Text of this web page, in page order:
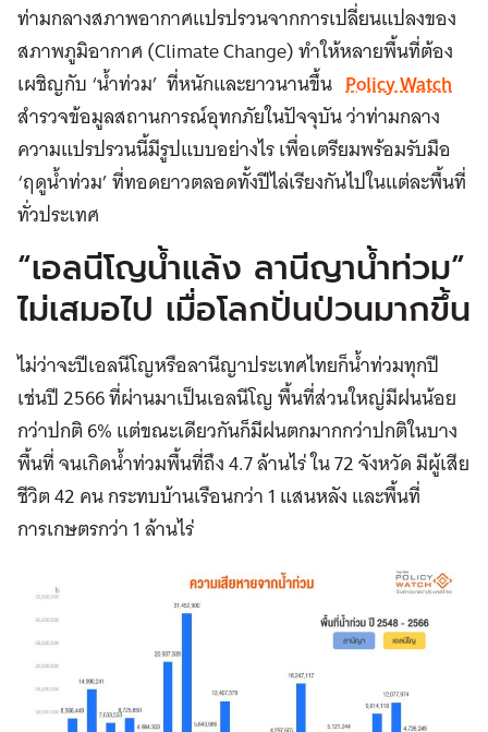
ท่ามกลางสภาพอากาศแปรปรวนจากการเปลี่ยนแปลงของ
สภาพภูมิอากาศ (Climate Change) ทำให้หลายพื้นที่ต้อง
เผชิญกับ ‘น้ำท่วม’ ที่หนักและยาวนานขึ้น Policy Watch
สำรวจข้อมูลสถานการณ์อุทกภัยในปัจจุบัน ว่าท่ามกลาง
ความแปรปรวนนี้มีรูปแบบอย่างไร เพื่อเตรียมพร้อมรับมือ
‘ฤดูน้ำท่วม’ ที่ทอดยาวตลอดทั้งปีไล่เรียงกันไปในแต่ละพื้นที่
ทั่วประเทศ
“เอลนีโญน้ำแล้ง ลานีญาน้ำท่วม”
ไม่เสมอไป เมื่อโลกปั่นป่วนมากขึ้น
ไม่ว่าจะปีเอลนีโญหรือลานีญาประเทศไทยก็น้ำท่วมทุกปี
เช่นปี 2566 ที่ผ่านมาเป็นเอลนีโญ พื้นที่ส่วนใหญ่มีฝนน้อย
กว่าปกติ 6% แต่ขณะเดียวกันก็มีฝนตกมากกว่าปกติในบาง
พื้นที่ จนเกิดน้ำท่วมพื้นที่ถึง 4.7 ล้านไร่ ใน 72 จังหวัด มีผู้เสีย
ชีวิต 42 คน กระทบบ้านเรือนกว่า 1 แสนหลัง และพื้นที่
การเกษตรกว่า 1 ล้านไร่